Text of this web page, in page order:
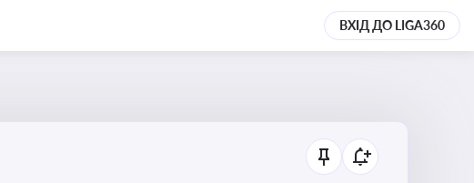
ВХІД ДО LIGA360